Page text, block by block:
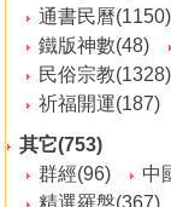
通書民曆(1150)
鐵版神數(48)
民俗宗教(1328)
祈福開運(187)
其它(753)
群經(96)
中